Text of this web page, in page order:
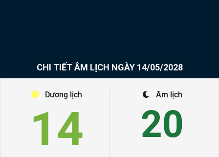
CHI TIẾT ÂM LỊCH NGÀY 14/05/2028
Dương lịch
14
Âm lịch
20